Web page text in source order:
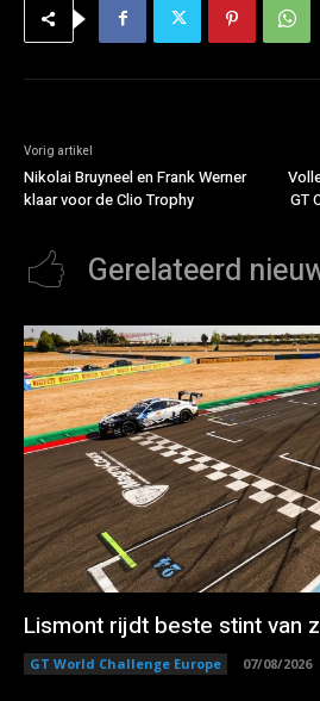
Vorig artikel
Nikolai Bruyneel en Frank Werner
klaar voor de Clio Trophy
GT
Gerelateerd
Lismont rijdt beste stint van
GT World Challenge Europe 07/08/2026